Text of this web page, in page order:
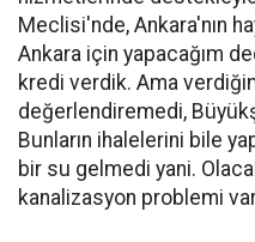
Meclisi'nde, Ankara'nın
Ankara için yapacağım
kredi verdik. Ama
değerlendiremedi,
Bunların ihalelerini bile
bir su gelmedi yani.
kanalizasyon problemi